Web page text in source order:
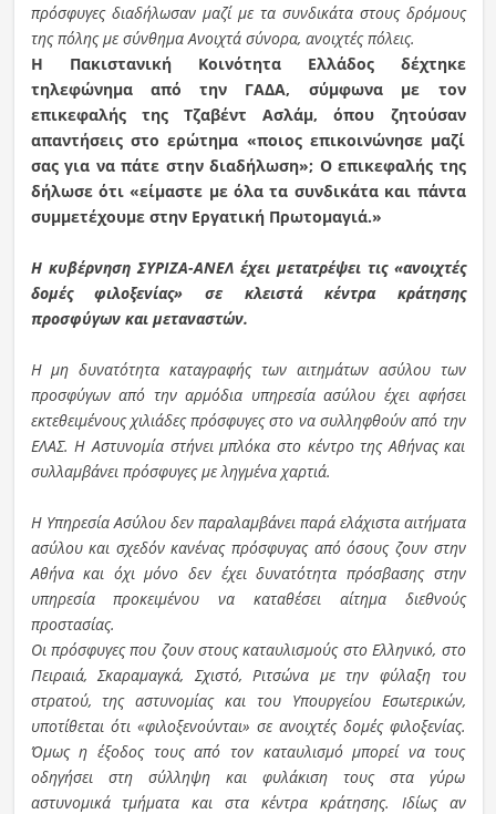
πρόσφυγες διαδήλωσαν μαζί με τα συνδικάτα στους δρόμους
της πόλης με σύνθημα Ανοιχτά σύνορα, ανοιχτές πόλεις.
Η Πακιστανική Κοινότητα Ελλάδος δέχτηκε
τηλεφώνημα από την ΓΑΔΑ, σύμφωνα με τον
επικεφαλής της Τζαβέντ Ασλάμ, όπου ζητούσαν
απαντήσεις στο ερώτημα «ποιος επικοινώνησε μαζί
σας για να πάτε στην διαδήλωση»; Ο επικεφαλής της
δήλωσε ότι «είμαστε με όλα τα συνδικάτα και πάντα
συμμετέχουμε στην Εργατική Πρωτομαγιά.»
Η κυβέρνηση ΣΥΡΙΖΑ-ΑΝΕΛ έχει μετατρέψει τις «ανοιχτές
δομές φιλοξενίας» σε κλειστά κέντρα κράτησης
προσφύγων και μεταναστών.
Η μη δυνατότητα καταγραφής των αιτημάτων ασύλου των
προσφύγων από την αρμόδια υπηρεσία ασύλου έχει αφήσει
εκτεθειμένους χιλιάδες πρόσφυγες στο να συλληφθούν από την
ΕΛΑΣ. Η Αστυνομία στήνει μπλόκα στο κέντρο της Αθήνας και
συλλαμβάνει πρόσφυγες με ληγμένα χαρτιά.
Η Υπηρεσία Ασύλου δεν παραλαμβάνει παρά ελάχιστα αιτήματα
ασύλου και σχεδόν κανένας πρόσφυγας από όσους ζουν στην
Αθήνα και όχι μόνο δεν έχει δυνατότητα πρόσβασης στην
υπηρεσία προκειμένου να καταθέσει αίτημα διεθνούς
προστασίας.
Οι πρόσφυγες που ζουν στους καταυλισμούς στο Ελληνικό, στο
Πειραιά, Σκαραμαγκά, Σχιστό, Ριτσώνα με την φύλαξη του
στρατού, της αστυνομίας και του Υπουργείου Εσωτερικών,
υποτίθεται ότι «φιλοξενούνται» σε ανοιχτές δομές φιλοξενίας.
Όμως η έξοδος τους από τον καταυλισμό μπορεί να τους
οδηγήσει στη σύλληψη και φυλάκιση τους στα γύρω
αστυνομικά τμήματα και στα κέντρα κράτησης. Ιδίως αν